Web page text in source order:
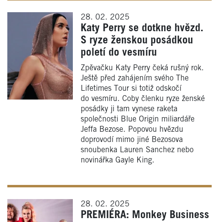
28. 02. 2025
Katy Perry se dotkne hvězd.
S ryze ženskou posádkou
poletí do vesmíru
Zpěvačku Katy Perry čeká rušný rok.
Ještě před zahájením svého The
Lifetimes Tour si totiž odskočí
do vesmíru. Coby členku ryze ženské
posádky ji tam vynese raketa
společnosti Blue Origin miliardáře
Jeffa Bezose. Popovou hvězdu
doprovodí mimo jiné Bezosova
snoubenka Lauren Sanchez nebo
novinářka Gayle King.
28. 02. 2025
PREMIÉRA: Monkey Business